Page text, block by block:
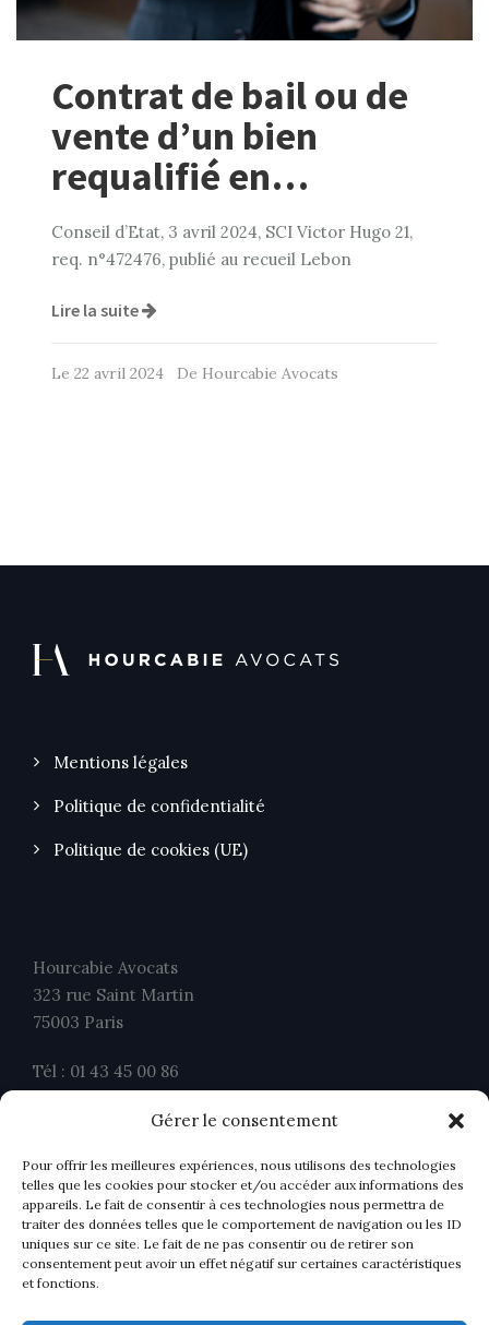
Gérer le consentement
Pour offrir les meilleures expériences, nous utilisons des technologies
telles que les cookies pour stocker et/ou accéder aux informations des
appareils. Le fait de consentir à ces technologies nous permettra de
traiter des données telles que le comportement de navigation ou les ID
uniques sur ce site. Le fait de ne pas consentir ou de retirer son
consentement peut avoir un effet négatif sur certaines caractéristiques
et fonctions.
Contrat de bail ou de
vente d’un bien
requalifié en…
Conseil d’Etat, 3 avril 2024, SCI Victor Hugo 21,
req. n°472476, publié au recueil Lebon
Lire la suite
Le 22 avril 2024 De Hourcabie Avocats
Mentions légales
Politique de confidentialité
Politique de cookies (UE)
Hourcabie Avocats
323 rue Saint Martin
75003 Paris
Tél : 01 43 45 00 86
contact@ahavocats.fr